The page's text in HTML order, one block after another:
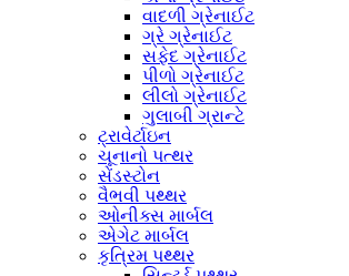
વાદળી ગ્રેનાઈટ
ગ્રે ગ્રેનાઈટ
સફેદ ગ્રેનાઈટ
પીળો ગ્રેનાઈટ
લીલો ગ્રેનાઈટ
ગુલાબી ગ્રાન્ટે
ટ્રાવેર્ટાઇન
ચૂનાનો પત્થર
સેંડસ્ટોન
વૈભવી પથ્થર
ઓનીક્સ માર્બલ
એગેટ માર્બલ
કૃત્રિમ પથ્થર